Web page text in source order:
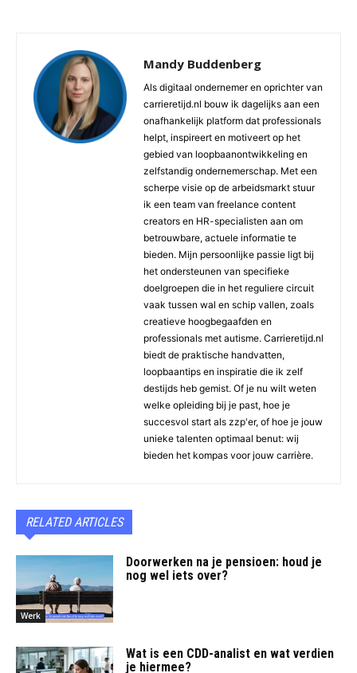
Mandy Buddenberg
Als digitaal ondernemer en oprichter van
carrieretijd.nl bouw ik dagelijks aan een
onafhankelijk platform dat professionals
helpt, inspireert en motiveert op het
gebied van loopbaanontwikkeling en
zelfstandig ondernemerschap. Met een
scherpe visie op de arbeidsmarkt stuur
ik een team van freelance content
creators en HR-specialisten aan om
betrouwbare, actuele informatie te
bieden. Mijn persoonlijke passie ligt bij
het ondersteunen van specifieke
doelgroepen die in het reguliere circuit
vaak tussen wal en schip vallen, zoals
creatieve hoogbegaafden en
professionals met autisme. Carrieretijd.nl
biedt de praktische handvatten,
loopbaantips en inspiratie die ik zelf
destijds heb gemist. Of je nu wilt weten
welke opleiding bij je past, hoe je
succesvol start als zzp'er, of hoe je jouw
unieke talenten optimaal benut: wij
bieden het kompas voor jouw carrière.
RELATED ARTICLES
Werk
Doorwerken na je pensioen: houd je
nog wel iets over?
Wat is een CDD-analist en wat verdien
je hiermee?